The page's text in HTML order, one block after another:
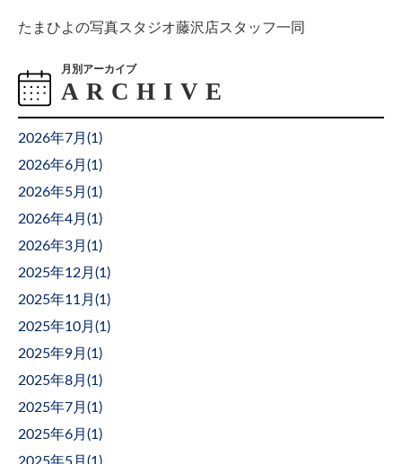
たまひよの写真スタジオ藤沢店スタッフ一同
月別アーカイブ
2026年7月(1 )
2026年6月(1 )
2026年5月(1 )
2026年4月(1 )
2026年3月(1 )
2025年12月(1 )
2025年11月(1 )
2025年10月(1 )
2025年9月(1 )
2025年8月(1 )
2025年7月(1 )
2025年6月(1 )